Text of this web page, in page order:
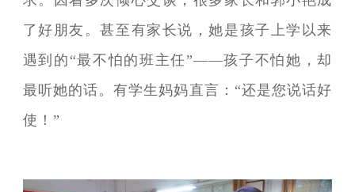
了好朋友。甚至有家长说，她是孩子上学以来
遇到的“最不怕的班主任”——孩子不怕她，却
最听她的话。有学生妈妈直言：“还是您说话好
使！”